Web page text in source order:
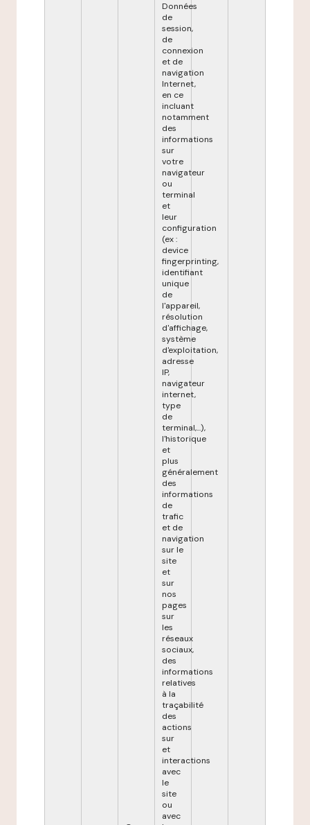
Données
de
session,
de
connexion
et de
navigation
Internet,
en ce
incluant
notamment
des
informations
sur
votre
navigateur
ou
terminal
et
leur
configuration
(ex :
device
fingerprinting,
identifiant
unique
de
l'appareil,
résolution
d'affichage,
système
d'exploitation,
adresse
IP,
navigateur
internet,
type
de
terminal,...),
l'historique
et
plus
généralement
des
informations
de
trafic
et de
navigation
sur le
site
et
sur
nos
pages
sur
les
réseaux
sociaux,
des
informations
relatives
à la
traçabilité
des
actions
sur
et
interactions
avec
le
site
ou
avec